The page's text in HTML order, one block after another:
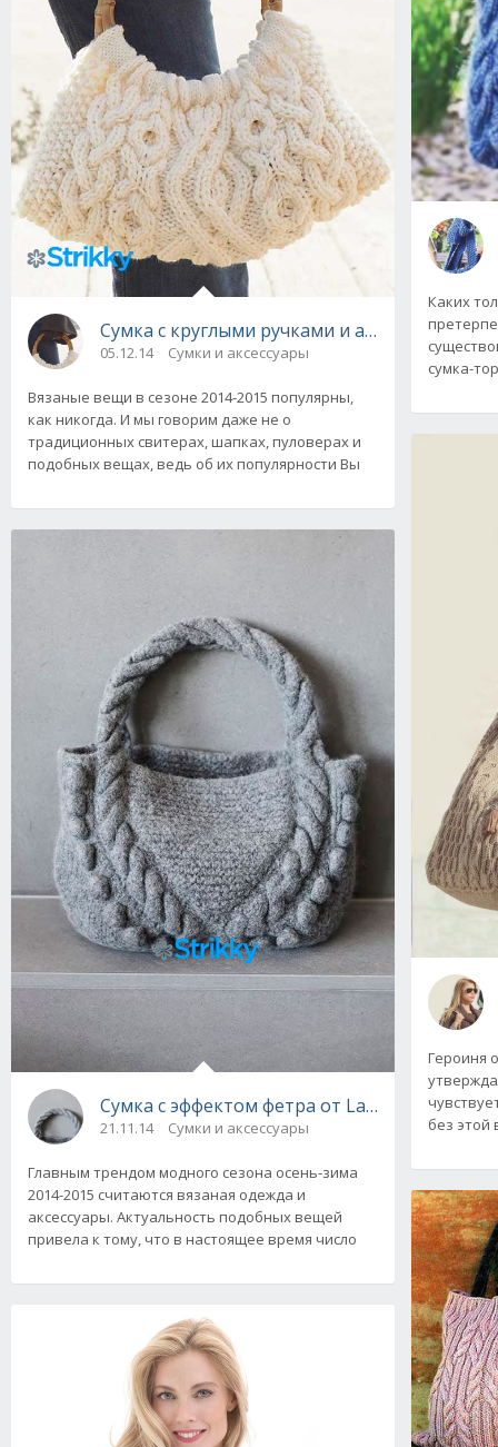
Сумка с круглыми ручками и аранами,
05.12.14 Сумки и аксессуары
Вязаные вещи в сезоне 2014-2015 популярны,
как никогда. И мы говорим даже не о
традиционных свитерах, шапках, пуловерах и
подобных вещах, ведь об их популярности Вы
Сумка с эффектом фетра от Lana Grossa,
21.11.14 Сумки и аксессуары
Главным трендом модного сезона осень-зима
2014-2015 считаются вязаная одежда и
аксессуары. Актуальность подобных вещей
привела к тому, что в настоящее время число
Каких
сумка-
Героиня
без